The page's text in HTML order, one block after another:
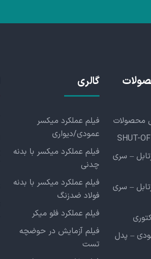
محصولات
– سری
– سری
– پدل
گالری
فیلم عملکرد میکسر
عمودی/دیواری
فیلم عملکرد میکسر با بدنه
چدنی
فیلم عملکرد میکسر با بدنه
فولاد ضدزنگ
فیلم عملکرد فلو میکر
فیلم آزمایش در حوضچه
تست